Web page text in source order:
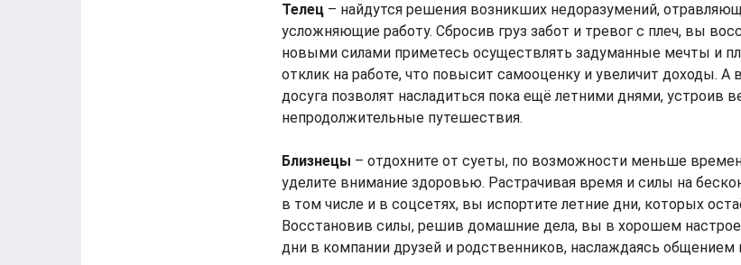
Телец – найдутся решения возникших недоразумений,
усложняющие работу. Сбросив груз забот и тревог с плеч, вы
новыми силами приметесь осуществлять задуманные мечты и
отклик на работе, что повысит самооценку и увеличит доходы.
досуга позволят насладиться пока ещё летними днями, устроив
непродолжительные путешествия.
Близнецы – отдохните от суеты, по возможности меньше
уделите внимание здоровью. Растрачивая время и силы на
в том числе и в соцсетях, вы испортите летние дни, которых
Восстановив силы, решив домашние дела, вы в хорошем
дни в компании друзей и родственников, наслаждаясь общением